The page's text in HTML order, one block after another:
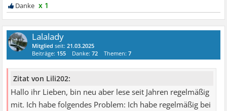
x 1
Lalalady
Mitglied seit:21.03.2025
Beiträge: 155 Danke:72 Themen:7
Zitat von Lili202:
Hallo ihr Lieben, bin neu aber lese seit Jahren regelmäßig
mit. Ich habe folgendes Problem: Ich habe regelmäßig bei